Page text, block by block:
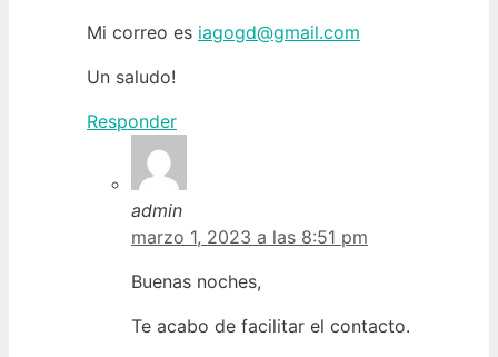
Mi correo es iagogd@gmail.com
Un saludo!
Responder
admin
marzo 1, 2023 a las 8:51 pm
Buenas noches,
Te acabo de facilitar el contacto.